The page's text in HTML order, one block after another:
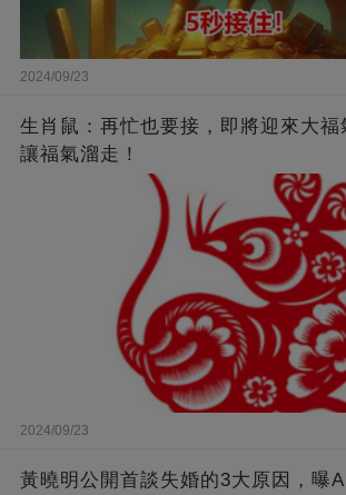
2024/09/23
生肖鼠：再忙也要接，即將迎來大福
讓福氣溜走！
2024/09/23
黃曉明公開首談失婚的3大原因，曝